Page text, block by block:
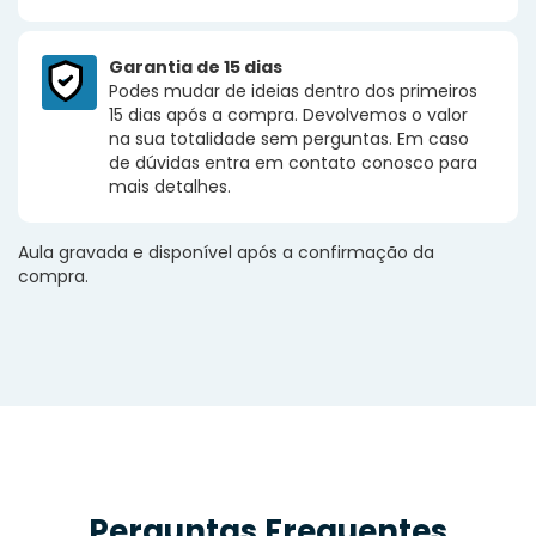
Garantia de 15 dias
Podes mudar de ideias dentro dos primeiros
15 dias após a compra. Devolvemos o valor
na sua totalidade sem perguntas. Em caso
de dúvidas entra em contato conosco para
mais detalhes.
Aula gravada e disponível após a confirmação da
compra.